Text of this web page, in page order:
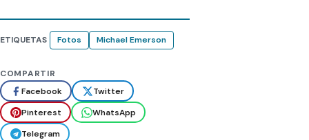
ETIQUETAS Fotos Michael Emerson
COMPARTIR
Facebook
Twitter
Pinterest
WhatsApp
Telegram